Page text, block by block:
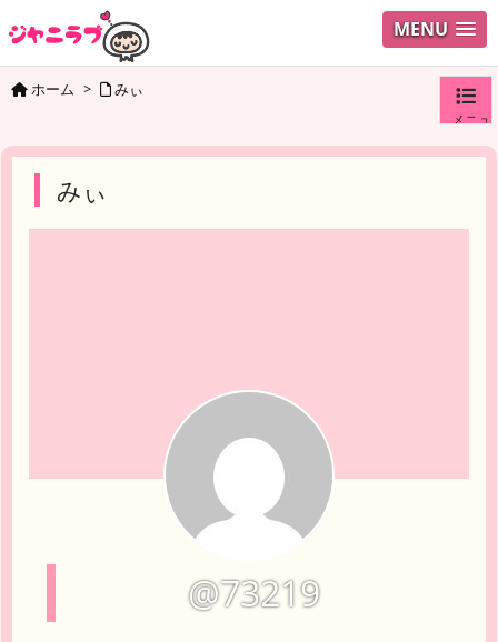
MENU
メニュ
ホーム > みぃ
みぃ
@73219